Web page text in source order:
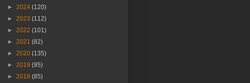
► 2024 (120)
► 2023 (112)
► 2022 (101)
► 2021 (82)
► 2020 (135)
► 2019 (95)
► 2018 (85)